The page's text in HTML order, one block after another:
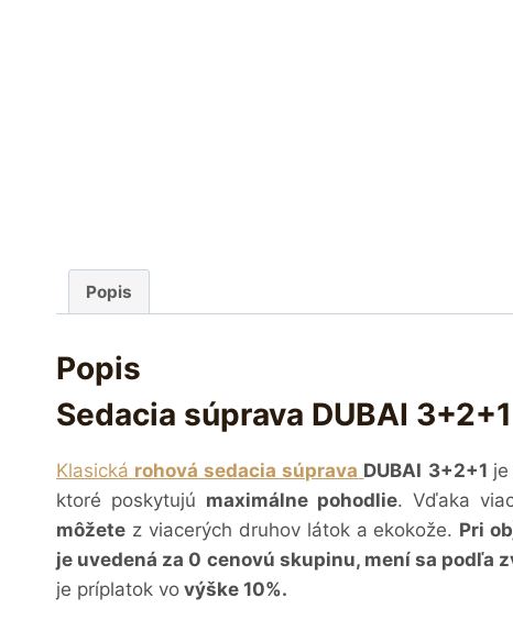
Popis
Popis
Sedacia súprava DUBAI 3+2+1
Klasická rohová sedacia súprava DUBAI 3+2+1
ktoré poskytujú maximálne pohodlie. Vďaka
môžete z viacerých druhov látok a ekokože. Pri
je uvedená za 0 cenovú skupinu, mení sa podľa
je príplatok vo výške 10%.